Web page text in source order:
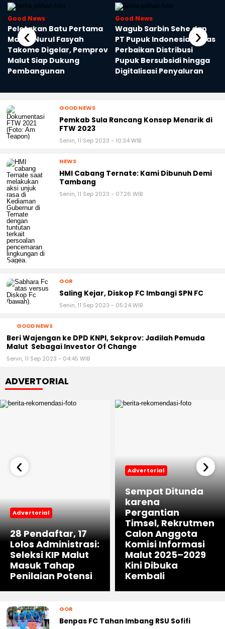
Good News
Peletakan Batu Pertama
Masjid Nurul Fasyah
Takome Digelar, Pemprov
Malut Siap Dukung
Pembangunan
Good News
Wagub Sarbin Sehe dan
PT Pupuk Indonesia Bahas
Perbaikan Distribusi
Pupuk Bersubsidi hingga
Digitalisasi Penyaluran
‹ ›
GOOD NEWS
Pemkab Sula Rancang Konsep Menarik di
FTW 2023
Senin, 11 Sep 2023 - 10:34 WIB
NEWS
HMI Cabang Ternate: Kami Dibunuh Demi
Tambang
Senin, 11 Sep 2023 - 07:26 WIB
GOR
Saling Kejar, Diskop FC Imbangi SPN FC
Senin, 11 Sep 2023 - 05:24 WIB
GOOD NEWS
Beri Wajengan ke DPD KNPI, Sekprov: Jadilah Pemuda
Malut Sebagai Investor Of Change
Senin, 11 Sep 2023 - 04:45 WIB
ADVERTORIAL
Advertorial
28 Pendaftar, 17
Lolos Administrasi:
Seleksi KIP Malut
Masuk Tahap
Penilaian Potensi
Advertorial
Sempat Ditunda
karena
Pergantian
Timsel, Rekrutmen
Calon Anggota
Komisi Informasi
Malut 2025–2029
Kini Dibuka
Kembali
‹ ›
GOR
Benpas FC Tahan Imbang RSU Sofifi